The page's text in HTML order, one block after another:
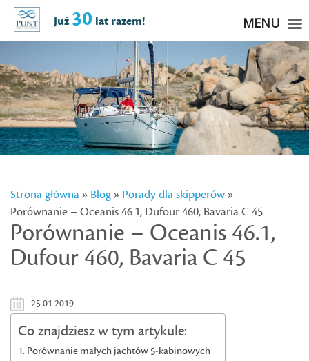
Strona główna» Blog» Porady dla skipperów»
Porównanie – Oceanis 46.1, Dufour 460, Bavaria C 45
Porównanie – Oceanis 46.1,
Dufour 460, Bavaria C 45
25 01 2019
Co znajdziesz w tym artykule:
Porównanie małych jachtów 5-kabinowych
Już30 lat razem! MENU